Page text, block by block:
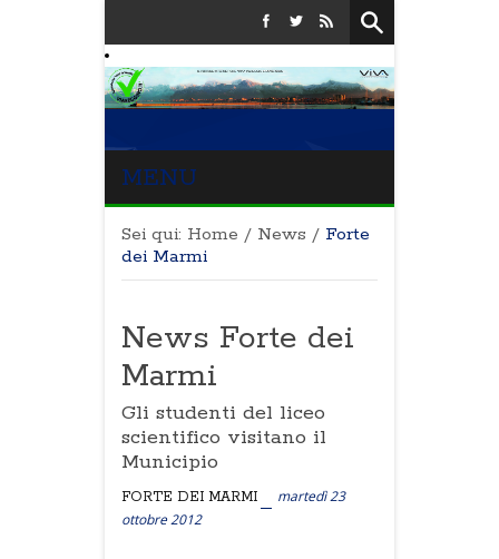
MENU
Sei qui: Home / News / Forte
dei Marmi
News Forte dei
Marmi
Gli studenti del liceo
scientifico visitano il
Municipio
FORTE DEI MARMI
martedì 23
ottobre 2012